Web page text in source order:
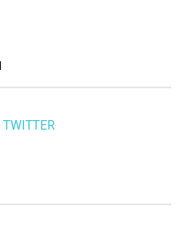
TWITTER